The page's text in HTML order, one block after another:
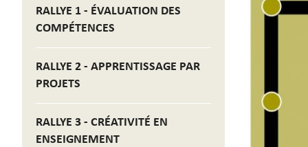
RALLYE 1 - ÉVALUATION DES
COMPÉTENCES
RALLYE 2 - APPRENTISSAGE PAR
PROJETS
RALLYE 3 - CRÉATIVITÉ EN
ENSEIGNEMENT